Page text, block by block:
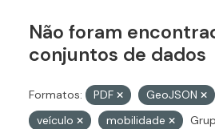
Não foram
conjuntos de dados
Formatos: PDF GeoJSON
veículo
mobilidade